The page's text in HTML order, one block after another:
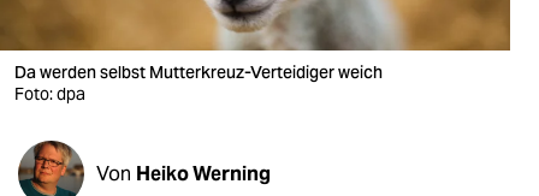
veranstaltungen
fragen & hilfe
Da werden selbst Mutterkreuz-Verteidiger weich
Foto: dpa
Von Heiko Werning